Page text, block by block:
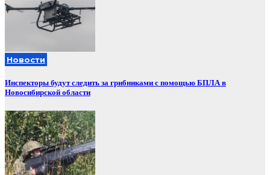
Новости
Инспекторы будут следить за грибниками с помощью БПЛА в
Новосибирской области